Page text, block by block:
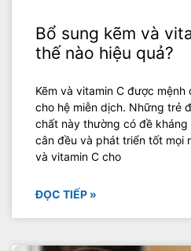
Bổ sung kẽm và
thế nào hiệu quả?
Kẽm và vitamin C được mệnh
cho hệ miễn dịch. Những trẻ
chất này thường có đề
cân đều và phát triển tốt mọi
và vitamin C cho
ĐỌC TIẾP »